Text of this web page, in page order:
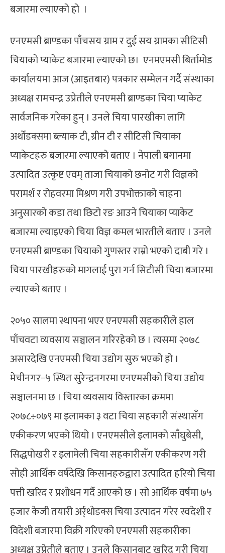
बजारमा ल्याएको हो ।
एनएमसी ब्राण्डका पाँचसय ग्राम र दुई सय ग्रामका सीटिसी
चियाको प्याकेट बजारमा ल्याएको छ। एनमएमसी बिर्तामोड
कार्यालयमा आज (आइतबार) पत्रकार सम्मेलन गर्दै संस्थाका
अध्यक्ष रामचन्द्र उप्रेतीले एनएमसी ब्राण्डका चिया प्याकेट
सार्वजनिक गरेका हुन् । उनले चिया पारखीका लागि
अर्थोडक्समा ब्ल्याक टी, ग्रीन टी र सीटिसी चियाका
प्याकेटहरु बजारमा ल्याएको बताए । नेपाली बगानमा
उत्पादित उत्कृष्ट एवम् ताजा चियाको छनोट गरी विज्ञको
परामर्श र रोहवरमा मिश्रण गरी उपभोक्ताको चाहना
अनुसारको कडा तथा छिटो रङ आउने चियाका प्याकेट
बजारमा ल्याइएको चिया विज्ञ कमल भारतीले बताए । उनले
एनएमसी ब्राण्डका चियाको गुणस्तर राम्रो भएको दाबी गरे ।
चिया पारखीहरुको मागलाई पुरा गर्न सिटीसी चिया बजारमा
ल्याएको बताए ।
२०५० सालमा स्थापना भएर एनएमसी सहकारीले हाल
पाँचवटा व्यवसाय सञ्चालन गरिरहेको छ । त्यसमा २०७८
असारदेखि एनएमसी चिया उद्योग सुरु भएको हो ।
मेचीनगर−५ स्थित सुरेन्द्रनगरमा एनएमसीको चिया उद्योय
सञ्चालनमा छ । चिया व्यवसाय विस्तारका क्रममा
२०७८÷०७९ मा इलामका ३ वटा चिया सहकारी संस्थासँग
एकीकरण भएको थियो । एनएमसीले इलामको साँघुबेसी,
सिद्धपोखरी र इलामेली चिया सहकारीसँग एकीकरण गरी
सोही आर्थिक वर्षदेखि किसानहरुद्वारा उत्पादित हरियो चिया
पत्ती खरिद र प्रशोधन गर्दै आएको छ । सो आर्थिक वर्षमा ७५
हजार केजी तयारी अर्र्थाेडक्स चिया उत्पादन गरेर स्वदेशी र
विदेशी बजारमा विक्री गरिएको एनएमसी सहकारीका